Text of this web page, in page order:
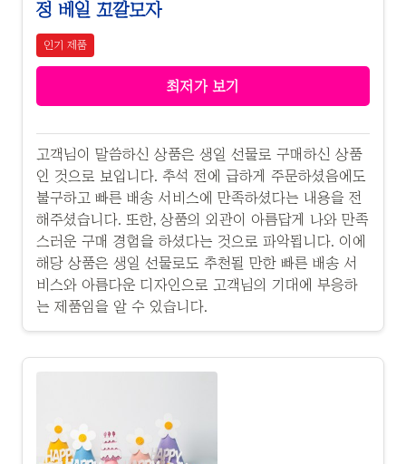
정 베일 꼬깔모자
인기 제품
최저가 보기
고객님이 말씀하신 상품은 생일 선물로 구매하신 상품
인 것으로 보입니다. 추석 전에 급하게 주문하셨음에도
불구하고 빠른 배송 서비스에 만족하셨다는 내용을 전
해주셨습니다. 또한, 상품의 외관이 아름답게 나와 만족
스러운 구매 경험을 하셨다는 것으로 파악됩니다. 이에
해당 상품은 생일 선물로도 추천될 만한 빠른 배송 서
비스와 아름다운 디자인으로 고객님의 기대에 부응하
는 제품임을 알 수 있습니다.